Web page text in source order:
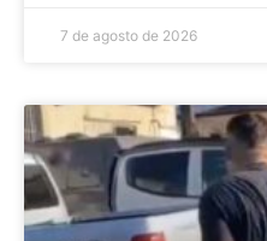
7 de agosto de 2026